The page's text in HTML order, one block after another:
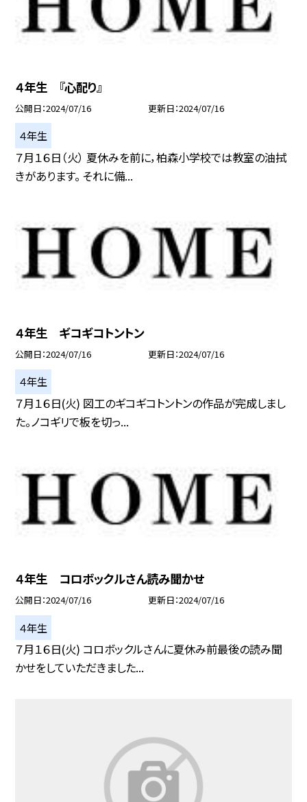
４年生 『心配り』
公開日 2024/07/16 更新日 2024/07/16
４年生
７月１６日（火） 夏休みを前に，柏森小学校では教室の油拭
きがあります。 それに備...
４年生 ギコギコトントン
公開日 2024/07/16 更新日 2024/07/16
４年生
７月１６日(火) 図工のギコギコトントンの作品が完成しまし
た。ノコギリで板を切っ...
４年生 コロボックルさん読み聞かせ
公開日 2024/07/16 更新日 2024/07/16
４年生
７月１６日(火) コロボックルさんに夏休み前最後の読み聞
かせをしていただきました...